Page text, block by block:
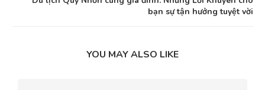
bạn sự tận hưởng tuyệt vời
YOU MAY ALSO LIKE